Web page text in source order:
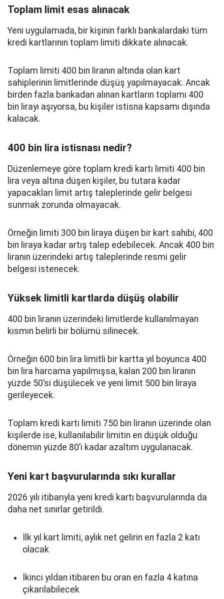
Toplam limit esas alınacak
Yeni uygulamada, bir kişinin farklı bankalardaki tüm
kredi kartlarının toplam limiti dikkate alınacak.
Toplam limiti 400 bin liranın altında olan kart
sahiplerinin limitlerinde düşüş yapılmayacak. Ancak
birden fazla bankadan alınan kartların toplamı 400
bin lirayı aşıyorsa, bu kişiler istisna kapsamı dışında
kalacak.
400 bin lira istisnası nedir?
Düzenlemeye göre toplam kredi kartı limiti 400 bin
lira veya altına düşen kişiler, bu tutara kadar
yapacakları limit artış taleplerinde gelir belgesi
sunmak zorunda olmayacak.
Örneğin limiti 300 bin liraya düşen bir kart sahibi, 400
bin liraya kadar artış talep edebilecek. Ancak 400 bin
liranın üzerindeki artış taleplerinde resmi gelir
belgesi istenecek.
Yüksek limitli kartlarda düşüş olabilir
400 bin liranın üzerindeki limitlerde kullanılmayan
kısmın belirli bir bölümü silinecek.
Örneğin 600 bin lira limitli bir kartta yıl boyunca 400
bin lira harcama yapılmışsa, kalan 200 bin liranın
yüzde 50’si düşülecek ve yeni limit 500 bin liraya
gerileyecek.
Toplam kredi kartı limiti 750 bin liranın üzerinde olan
kişilerde ise, kullanılabilir limitin en düşük olduğu
dönemin yüzde 80’i kadar azaltım uygulanacak.
Yeni kart başvurularında sıkı kurallar
2026 yılı itibarıyla yeni kredi kartı başvurularında da
daha net sınırlar getirildi.
İlk yıl kart limiti, aylık net gelirin en fazla 2 katı
olacak
İkinci yıldan itibaren bu oran en fazla 4 katına
çıkarılabilecek